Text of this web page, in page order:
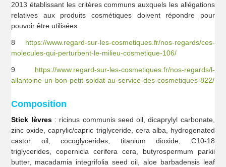
2013 établissant les critères communs auxquels les allégations
relatives aux produits cosmétiques doivent répondre pour
pouvoir être utilisées
8 https://www.regard-sur-les-cosmetiques.fr/nos-regards/ces-
molecules-qui-perturbent-le-milieu-cosmetique-106/
9 https://www.regard-sur-les-cosmetiques.fr/nos-regards/l-
allantoine-un-bon-petit-soldat-au-service-des-cosmetiques-822/
Composition
Stick lèvres: ricinus communis seed oil, dicaprylyl carbonate,
zinc oxide, caprylic/capric triglyceride, cera alba, hydrogenated
castor oil, cocoglycerides, titanium dioxide, C10-18
triglycerides, copernicia cerifera cera, butyrospermum parkii
butter, macadamia integrifolia seed oil, aloe barbadensis leaf